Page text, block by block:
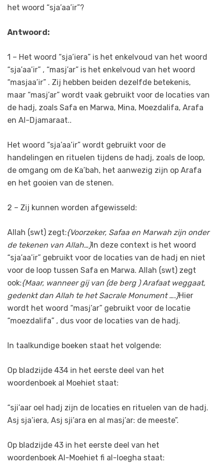
het woord “sja’aa’ir”?
Antwoord:
1 – Het woord “sja’iera” is het enkelvoud van het woord
“sja’aa’ir” , “masj’ar” is het enkelvoud van het woord
“masjaa’ir” . Zij hebben beiden dezelfde betekenis,
maar “masj’ar” wordt vaak gebruikt voor de locaties van
de hadj, zoals Safa en Marwa, Mina, Moezdalifa, Arafa
en Al-Djamaraat..
Het woord “sja’aa’ir” wordt gebruikt voor de
handelingen en rituelen tijdens de hadj, zoals de loop,
de omgang om de Ka’bah, het aanwezig zijn op Arafa
en het gooien van de stenen.
2 – Zij kunnen worden afgewisseld:
Allah (swt) zegt:{Voorzeker, Safaa en Marwah zijn onder
de tekenen van Allah…}In deze context is het woord
“sja’aa’ir” gebruikt voor de locaties van de hadj en niet
voor de loop tussen Safa en Marwa. Allah (swt) zegt
ook:{Maar, wanneer gij van (de berg ) Arafaat weggaat,
gedenkt dan Allah te het Sacrale Monument ….}Hier
wordt het woord “masj’ar” gebruikt voor de locatie
“moezdalifa” , dus voor de locaties van de hadj.
In taalkundige boeken staat het volgende:
Op bladzijde 434 in het eerste deel van het
woordenboek al Moehiet staat:
“sji’aar oel hadj zijn de locaties en rituelen van de hadj.
Asj sja’iera, Asj sji’ara en al masj’ar: de meeste”.
Op bladzijde 43 in het eerste deel van het
woordenboek Al-Moehiet fi al-loegha staat: